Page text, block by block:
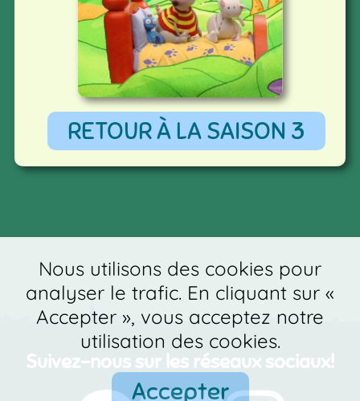
RETOUR À LA SAISON 3
Suivez-nous sur les réseaux sociaux!
Nous utilisons des cookies pour
analyser le trafic. En cliquant sur «
Accepter », vous acceptez notre
utilisation des cookies.
Accepter